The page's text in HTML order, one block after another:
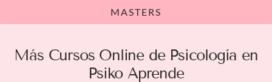
MASTERS
Más Cursos Online de Psicología en
Psiko Aprende